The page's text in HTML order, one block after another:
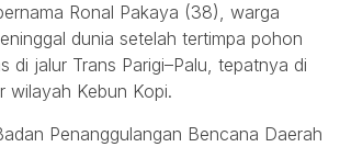
Ronal Pakaya (38), warga
dunia setelah tertimpa pohon
di jalur Trans Parigi–Palu, tepatnya di
wilayah Kebun Kopi.
Penanggulangan Bencana Daerah